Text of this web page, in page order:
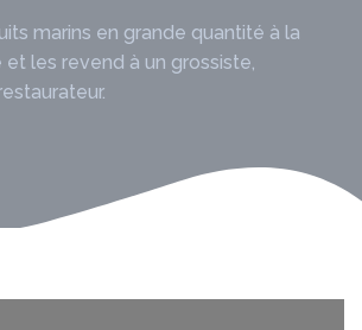
marins en grande quantité à la
les revend à un grossiste,